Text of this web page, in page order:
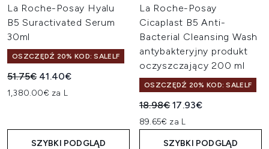
La Roche-Posay Hyalu
B5 Suractivated Serum
30ml
OSZCZĘDŹ 20% KOD: SALELF
Sugerowana cena detaliczna:
51.75€ Aktualna cena:
41.40€
1,380.00€ za L
SZYBKI PODGLĄD
La Roche-Posay
Cicaplast B5 Anti-
Bacterial Cleansing Wash
antybakteryjny produkt
oczyszczający 200 ml
OSZCZĘDŹ 20% KOD: SALELF
Sugerowana cena
18.98€Aktualna cena:
17.93€
89.65€ za L
SZYBKI PODGLĄD